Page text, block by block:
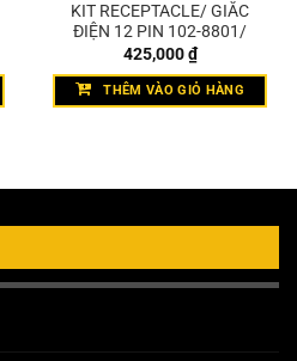
KIT RECEPTACLE/ GIẮC
ĐIỆN 12 PIN 102-8801/
425,000₫
THÊM VÀO GIỎ HÀNG